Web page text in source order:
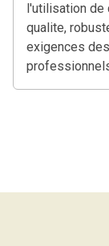
l'utilisation de
qualite,
exigences